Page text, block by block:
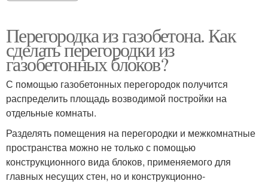
Перегородка из газобетона. Как
сделать перегородки из
газобетонных блоков?
С помощью газобетонных перегородок получится
распределить площадь возводимой постройки на
отдельные комнаты.
Разделять помещения на перегородки и межкомнатные
пространства можно не только с помощью
конструкционного вида блоков, применяемого для
главных несущих стен, но и конструкционно-